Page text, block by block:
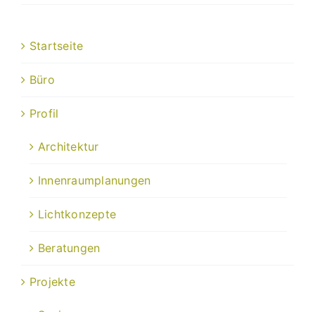
Startseite
Büro
Profil
Architektur
Innenraumplanungen
Lichtkonzepte
Beratungen
Projekte